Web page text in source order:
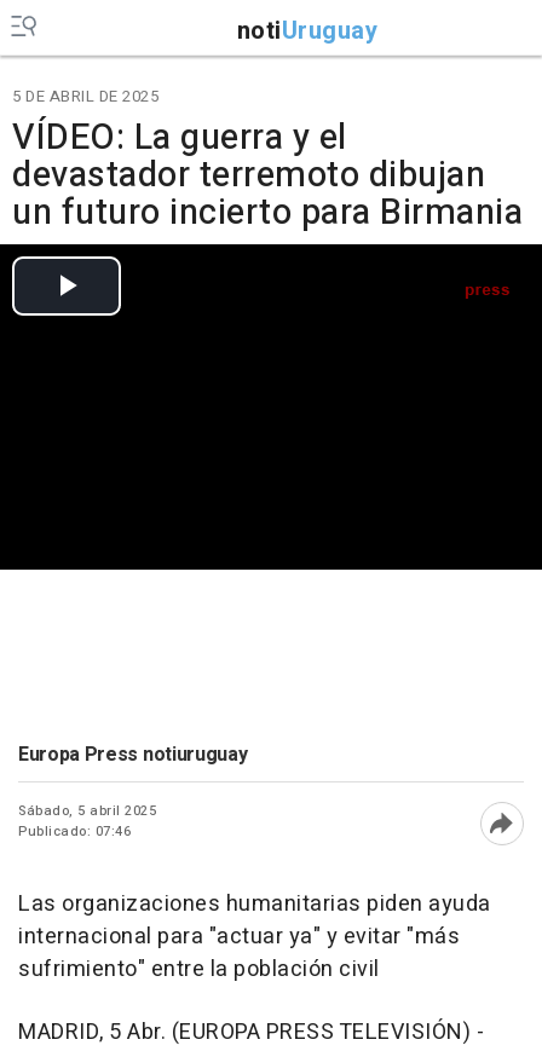
notiUruguay
5 DE ABRIL DE 2025
VÍDEO: La guerra y el
devastador terremoto dibujan
un futuro incierto para Birmania
Europa Press notiuruguay
Sábado, 5 abril 2025
Publicado: 07:46
Las organizaciones humanitarias piden ayuda
internacional para "actuar ya" y evitar "más
sufrimiento" entre la población civil
MADRID, 5 Abr. (EUROPA PRESS TELEVISIÓN) -